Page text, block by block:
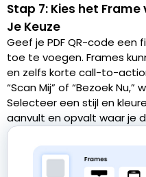
Stap 7: Kies het Frame
Je Keuze
Geef je PDF QR-code een
toe te voegen. Frames
en zelfs korte call-to-
“Scan Mij” of “Bezoek
Selecteer een stijl en
aanvult en opvalt waar je